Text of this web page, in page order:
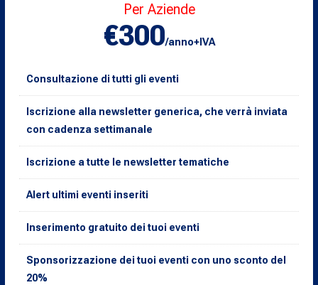
Per Aziende
€300/anno+IVA
Consultazione di tutti gli eventi
Iscrizione alla newsletter generica, che verrà inviata
con cadenza settimanale
Iscrizione a tutte le newsletter tematiche
Alert ultimi eventi inseriti
Inserimento gratuito dei tuoi eventi
Sponsorizzazione dei tuoi eventi con uno sconto del
20%